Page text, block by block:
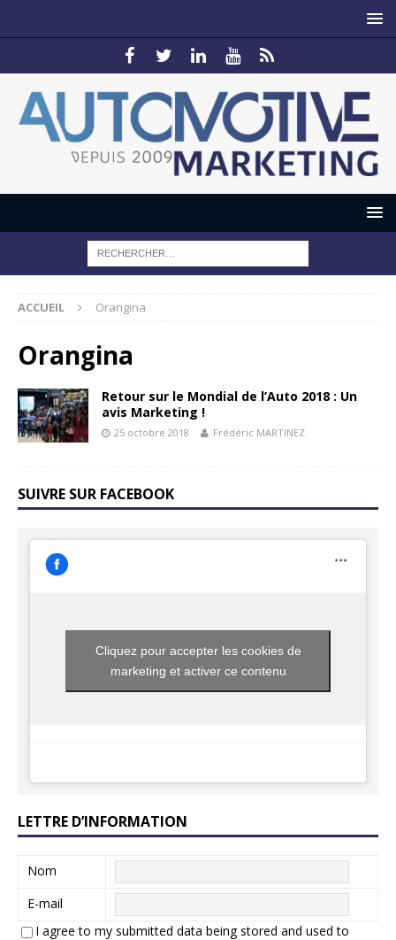
ACCUEIL Orangina
Orangina
Retour sur le Mondial de l’Auto 2018 : Un
avis Marketing !
25 octobre 2018 Frédéric MARTINEZ
SUIVRE SUR FACEBOOK
Cliquez pour accepter les cookies de
marketing et activer ce contenu
LETTRE D’INFORMATION
Nom
E-mail
I agree to my submitted data being stored and used to